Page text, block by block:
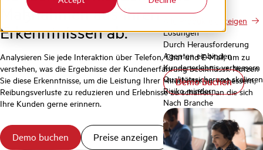
Alle Produkte anzeigen
Lösungen
Durch Herausforderung
Agenten einbinden
Kundenerlebnis verbessern
Qualitätssicherung skalieren
Risiko mindern
Nach Branche
Demo buchen
Demo buchen
Maßnahmen aus Ihren
Erkenntnissen ab.
Analysieren Sie jede Interaktion über Telefon, Chat und E-Mail, um zu
verstehen, was die Ergebnisse der Kundenerfahrung beeinflusst. Nutzen
Sie diese Erkenntnisse, um die Leistung Ihrer Mitarbeiter zu verbessern,
Reibungsverluste zu reduzieren und Erlebnisse zu schaffen, an die sich
Ihre Kunden gerne erinnern.
Demo buchen Preise anzeigen